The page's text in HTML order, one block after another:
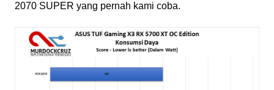
2070 SUPER yang pernah kami coba.